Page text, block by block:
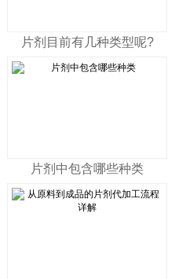
片剂目前有几种类型呢?
片剂中包含哪些种类